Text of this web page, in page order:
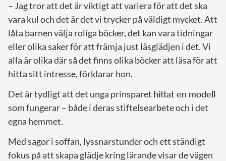
– Jag tror att det är viktigt att variera för att det ska
vara kul och det är det vi trycker på väldigt mycket. Att
låta barnen välja roliga böcker, det kan vara tidningar
eller olika saker för att främja just läsglädjen i det. Vi
alla är olika där så det finns olika böcker att läsa för att
hitta sitt intresse, förklarar hon.
Det är tydligt att det unga prinsparet hittat en modell
som fungerar – både i deras stiftelsearbete och i det
egna hemmet.
Med sagor i soffan, lyssnarstunder och ett ständigt
fokus på att skapa glädje kring lärande visar de vägen